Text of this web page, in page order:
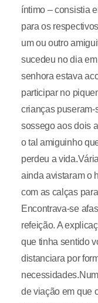
íntimo – consistia
para os
um ou outro
sucedeu no dia
senhora estava
participar no
crianças puseram-
sossego aos dois
o tal amiguinho
perdeu a
ainda avistaram o
com as calças
Encontrava-se
refeição. A
que tinha sentido
distanciara por
de viação em que